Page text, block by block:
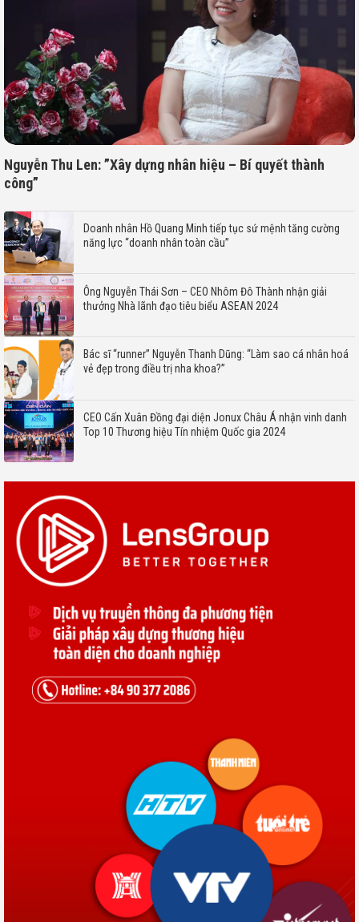
Nguyễn Thu Len: ”Xây dựng nhân hiệu – Bí quyết thành
công”
Doanh nhân Hồ Quang Minh tiếp tục sứ mệnh tăng cường
năng lực “doanh nhân toàn cầu”
Ông Nguyễn Thái Sơn – CEO Nhôm Đô Thành nhận giải
thưởng Nhà lãnh đạo tiêu biểu ASEAN 2024
Bác sĩ “runner” Nguyễn Thanh Dũng: “Làm sao cá nhân hoá
vẻ đẹp trong điều trị nha khoa?”
CEO Cấn Xuân Đồng đại diện Jonux Châu Á nhận vinh danh
Top 10 Thương hiệu Tín nhiệm Quốc gia 2024